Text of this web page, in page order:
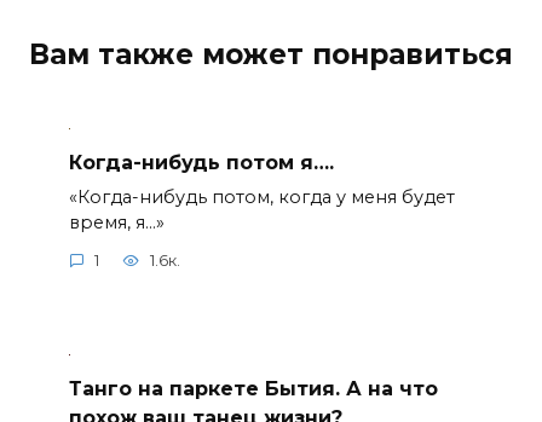
Вам также может понравиться
Когда-нибудь потом я….
«Когда-нибудь потом, когда у меня будет
время, я…»
1 1.6к.
Танго на паркете Бытия. А на что
похож ваш танец жизни?